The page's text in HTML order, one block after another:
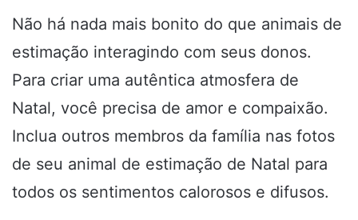
Não há nada mais bonito do que animais de
estimação interagindo com seus donos.
Para criar uma autêntica atmosfera de
Natal, você precisa de amor e compaixão.
Inclua outros membros da família nas fotos
de seu animal de estimação de Natal para
todos os sentimentos calorosos e difusos.